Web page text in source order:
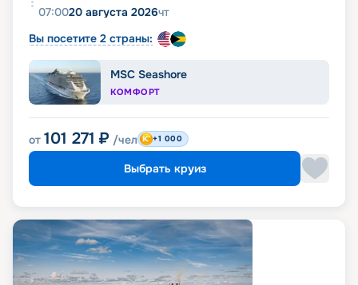
07:0020 августа 2026чт
Вы посетите 2 страны:
MSC Seashore
КОМФОРТ
от 101 271 ₽ /чел +1 000
Выбрать круиз